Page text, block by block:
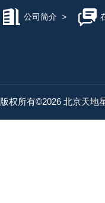
公司简介 >
版权所有©2026 北京天